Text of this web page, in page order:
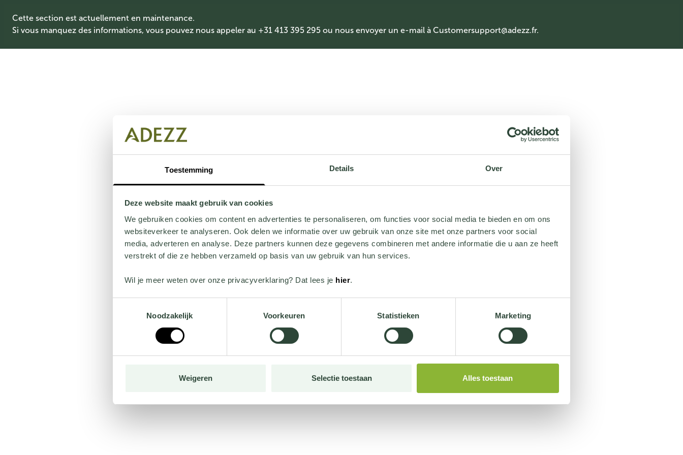
Toestemming Details Over
Deze website maakt gebruik van cookies
We gebruiken cookies om content en advertenties te personaliseren, om functies voor social media te bieden en om ons
websiteverkeer te analyseren. Ook delen we informatie over uw gebruik van onze site met onze partners voor social
media, adverteren en analyse. Deze partners kunnen deze gegevens combineren met andere informatie die u aan ze heeft
verstrekt of die ze hebben verzameld op basis van uw gebruik van hun services.
Wil je meer weten over onze privacyverklaring? Dat lees je hier.
Noodzakelijk
Voorkeuren Statistieken Marketing
Weigeren Selectie toestaan Alles toestaan
Cette section est actuellement en maintenance.
Si vous manquez des informations, vous pouvez nous appeler au +31 413 395 295 ou nous envoyer un e-mail à Customersupport@adezz.fr.